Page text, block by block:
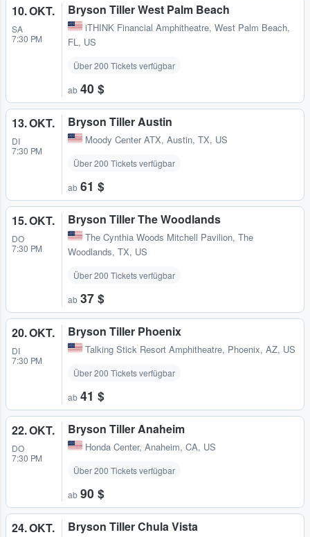
10. OKT.
SA
7:30 PM
Bryson Tiller West Palm Beach
iTHINK Financial Amphitheatre, West Palm Beach,
FL, US
Über 200 Tickets verfügbar
ab 40 $
13. OKT.
DI
7:30 PM
Bryson Tiller Austin
Moody Center ATX, Austin, TX, US
Über 200 Tickets verfügbar
ab 61 $
15. OKT.
DO
7:30 PM
Bryson Tiller The Woodlands
The Cynthia Woods Mitchell Pavilion, The
Woodlands, TX, US
Über 200 Tickets verfügbar
ab 37 $
20. OKT.
DI
7:30 PM
Bryson Tiller Phoenix
Talking Stick Resort Amphitheatre, Phoenix, AZ, US
Über 200 Tickets verfügbar
ab 41 $
22. OKT.
DO
7:30 PM
Bryson Tiller Anaheim
Honda Center, Anaheim, CA, US
Über 200 Tickets verfügbar
ab 90 $
24. OKT. Bryson Tiller Chula Vista